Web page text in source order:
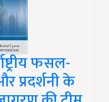
फसल-
प्रदर्शनी के